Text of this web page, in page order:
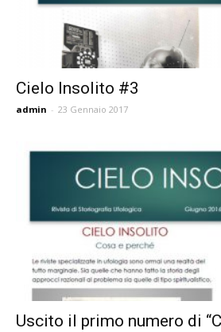
Cielo Insolito #3
admin - 23 Gennaio 2017
Uscito il primo numero di